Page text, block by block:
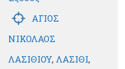
ΑΓΙΟΣ
ΝΙΚΟΛΑΟΣ
ΛΑΣΙΘΙΟΥ, ΛΑΣΙΘΙ,